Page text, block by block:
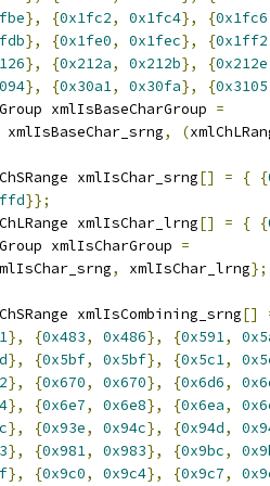
}, {0x1fc2, 0x1fc4}, {0x1fc6
}, {0x1fe0, 0x1fec}, {0x1ff2
}, {0x212a, 0x212b}, {0x212e
}, {0x30a1, 0x30fa}, {0x3105
xmlIsBaseCharGroup =
xmlIsBaseChar_srng, (
xmlIsChar_srng[] = { {
}};
xmlIsChar_lrng[] = { {
xmlIsCharGroup =
, xmlIsChar_lrng};
xmlIsCombining_srng[]
}, {0x483, 0x486}, {0x591,
}, {0x5bf, 0x5bf}, {0x5c1,
}, {0x670, 0x670}, {0x6d6,
}, {0x6e7, 0x6e8}, {0x6ea,
}, {0x93e, 0x94c}, {0x94d,
}, {0x981, 0x983}, {0x9bc,
}, {0x9c0, 0x9c4}, {0x9c7,